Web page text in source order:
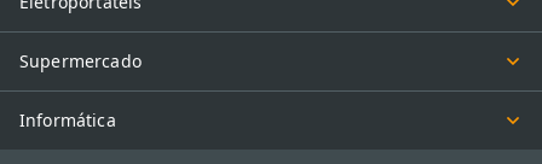
Supermercado
Informática